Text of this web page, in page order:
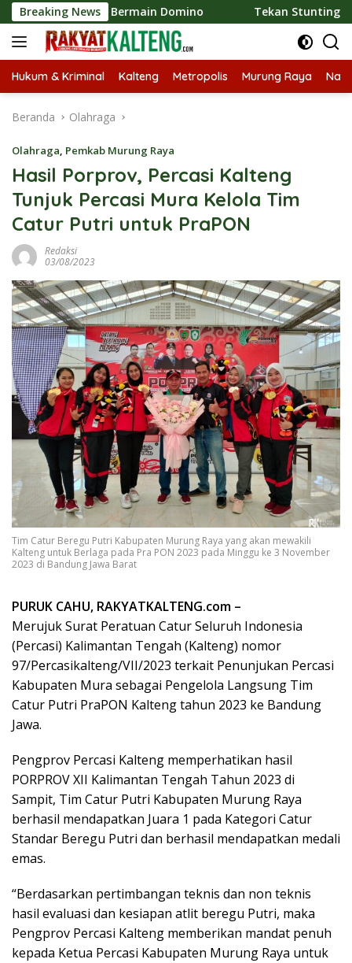
Langsung
ke
konten
Breaking News
Ikut Bermain Domino Tekan Stunting, Heriyus
Hukum & Kriminal Kalteng Metropolis Murung Raya
Beranda Olahraga
Olahraga, Pemkab Murung Raya
Hasil Porprov, Percasi Kalteng
Tunjuk Percasi Mura Kelola Tim
Catur Putri untuk PraPON
Redaksi
03/08/2023
Tim Catur Beregu Putri Kabupaten Murung Raya yang akan mewakili
Kalteng untuk Berlaga pada Pra PON 2023 pada Minggu ke 3 November
2023 di Bandung Jawa Barat
PURUK CAHU, RAKYATKALTENG.com –
Merujuk Surat Peratuan Catur Seluruh Indonesia
(Percasi) Kalimantan Tengah (Kalteng) nomor
97/Percasikalteng/VII/2023 terkait Penunjukan Percasi
Kabupaten Mura sebagai Pengelola Langsung Tim
Catur Putri PraPON Kalteng tahun 2023 ke Bandung
Jawa.
Pengprov Percasi Kalteng memperhatikan hasil
PORPROV XII Kalimantan Tengah Tahun 2023 di
Sampit, Tim Catur Putri Kabupaten Murung Raya
berhasil mendapatkan Juara 1 pada Kategori Catur
Standar Beregu Putri dan berhasil mendapatkan medali
emas.
“Berdasarkan pertimbangan teknis dan non teknis
hasil evaluasi dan kesiapan atlit beregu Putri, maka
Pengprov Percasi Kalteng memberikan mandat penuh
kepada Ketua Percasi Kabupaten Murung Raya untuk